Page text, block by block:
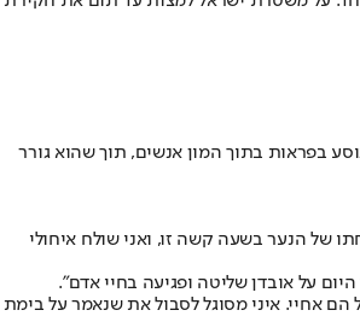
בפראות בתוך המון אנשים, תוך שהוא גורר
של הנער בשעה קשה זו, ואני שולח איחולי
על אובדן שליטה ופגיעה בחיי אדם".
הם אחיי. איני מסוגל לסבול את שנאמר על בימת